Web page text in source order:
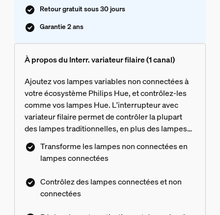
Retour gratuit sous 30 jours
Garantie 2 ans
À propos du Interr. variateur filaire (1 canal)
Ajoutez vos lampes variables non connectées à
votre écosystème Philips Hue, et contrôlez-les
comme vos lampes Hue. L'interrupteur avec
variateur filaire permet de contrôler la plupart
des lampes traditionnelles, en plus des lampes
Hue existantes. Inutile de remplacer vos lustres
anciens ou vos luminaires design. Transformez
vos lampes adorées en lampes connectées !
Vous pourrez gérer vos lampes dans l'application
Hue, avec un assistant vocal ou directement
depuis l'interrupteur. Automatisez selon vos
routines quotidiennes et ajoutez des lampes
Transforme les lampes non connectées en
lampes connectées
Contrôlez des lampes connectées et non
connectées